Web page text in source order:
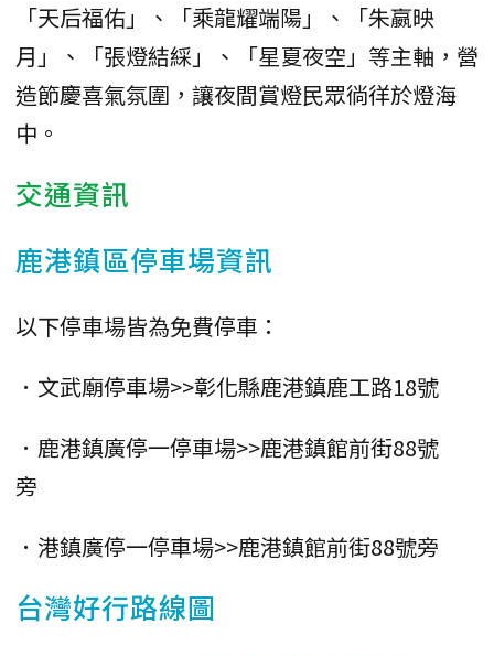
「天后福佑」、「乘龍耀端陽」、「朱嬴映
月」、「張燈結綵」、「星夏夜空」等主軸，營
造節慶喜氣氛圍，讓夜間賞燈民眾徜徉於燈海
中。
交通資訊
鹿港鎮區停車場資訊
以下停車場皆為免費停車：
．文武廟停車場>>彰化縣鹿港鎮鹿工路18號
．鹿港鎮廣停一停車場>>鹿港鎮館前街88號
旁
．港鎮廣停一停車場>>鹿港鎮館前街88號旁
台灣好行路線圖